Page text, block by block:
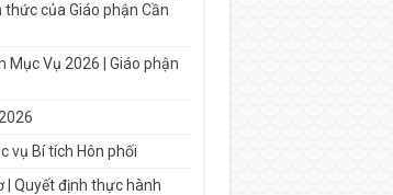
của Giáo phận Cần
Mục Vụ 2026 | Giáo phận
vụ Bí tích Hôn phối
| Quyết định thực hành